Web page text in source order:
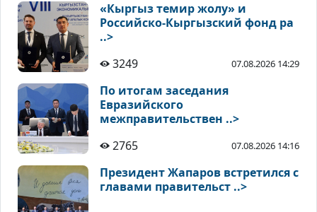
«Кыргыз темир жолу» и
Российско-Кыргызский фонд ра
..>
3249
07.08.2026 14:29
По итогам заседания
Евразийского
межправительствен ..>
2765
07.08.2026 14:16
Президент Жапаров встретился с
главами правительст ..>